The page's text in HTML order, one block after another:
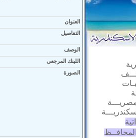
العنوان
التفاصيل
الوصف
اللينك المرجعى
الصورة